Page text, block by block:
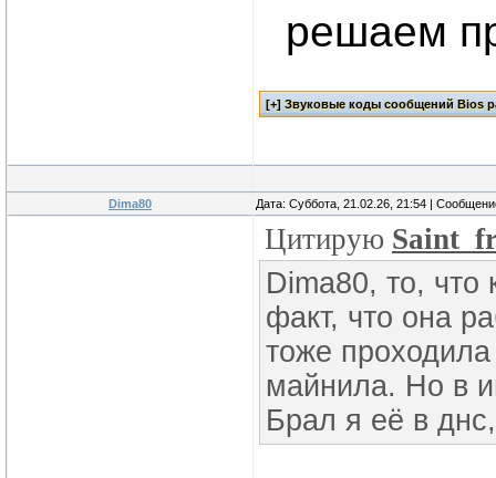
решаем
Dima80 Дата: Суббота, 21.02.26, 21:54 |
Цитирую
Dima80, то, что
факт, что она
тоже
майнила. Но в
Брал я её в